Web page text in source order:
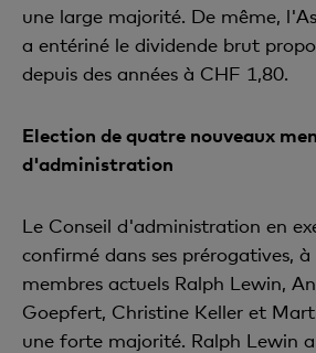
une large majorité. De même,
a entériné le dividende brut
depuis des années à CHF 1,80.
Election de quatre nouveaux
d'administration
Le Conseil d'administration en
confirmé dans ses prérogatives,
membres actuels Ralph Lewin,
Goepfert, Christine Keller et
une forte majorité. Ralph Lewin